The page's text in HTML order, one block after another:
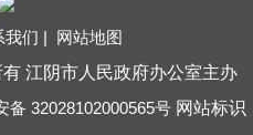
我们 | 网站地图
江阴市人民政府办公室主办
备 32028102000565号网站标识